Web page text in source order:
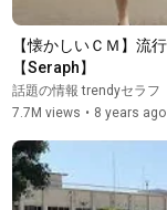
【懐かしいＣＭ】流
【Seraph】
話題の情報 trendyセラフ
7.7M views • 8 years ago